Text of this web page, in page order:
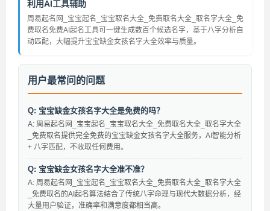
利用AI工具辅助
周易起名网_宝宝起名_宝宝取名大全_免费取名大全_取名字大全_免
费取名免费AI起名工具可一键生成数百个候选名字，基于八字分析自
动匹配，大幅提升宝宝缺金女孩名字大全效率与质量。
用户最常问的问题
Q: 宝宝缺金女孩名字大全是免费的吗？
A: 周易起名网_宝宝起名_宝宝取名大全_免费取名大全_取名字大全
_免费取名提供完全免费的宝宝缺金女孩名字大全服务，AI智能分析
+ 八字匹配，不收取任何费用。
Q: 宝宝缺金女孩名字大全准不准？
A: 周易起名网_宝宝起名_宝宝取名大全_免费取名大全_取名字大全
_免费取名的AI起名算法结合了传统八字命理与现代大数据分析，经
大量用户验证，准确率和满意度都相当高。